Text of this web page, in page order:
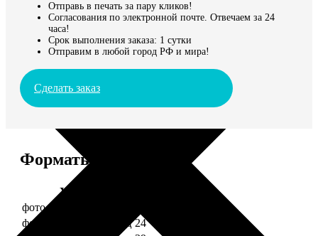
Отправь в печать за пару кликов!
Согласования по электронной почте. Отвечаем за 24
часа!
Срок выполнения заказа: 1 сутки
Отправим в любой город РФ и мира!
Сделать заказ
Форматы и цены
Услуга
фото 10х10 мат/глянец
фото 10х15 мат/глянец 24